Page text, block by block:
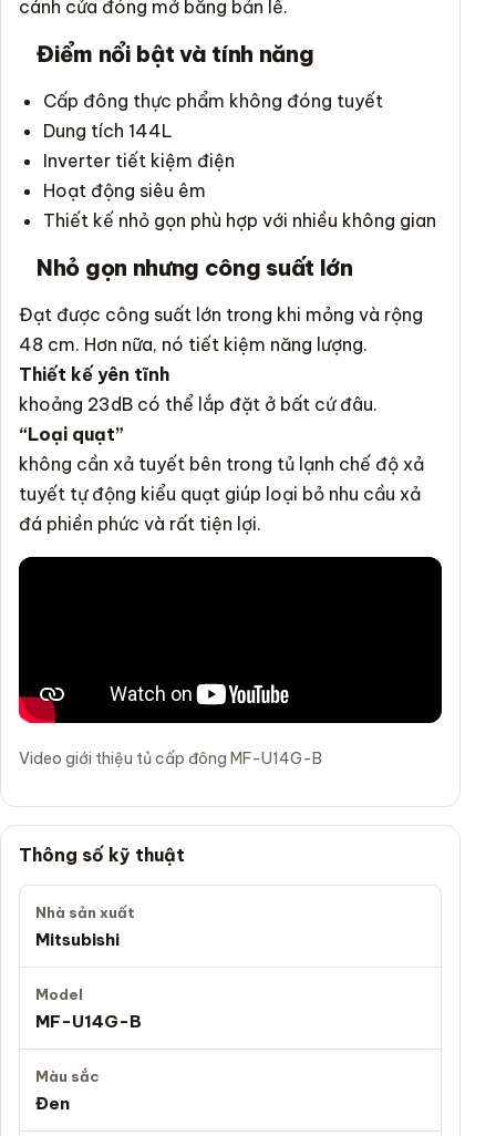
cánh cửa đóng mở bằng bản lề.
Điểm nổi bật và tính năng
Cấp đông thực phẩm không đóng tuyết
Dung tích 144L
Inverter tiết kiệm điện
Hoạt động siêu êm
Thiết kế nhỏ gọn phù hợp với nhiều không gian
Nhỏ gọn nhưng công suất lớn
Đạt được công suất lớn trong khi mỏng và rộng
48 cm. Hơn nữa, nó tiết kiệm năng lượng.
Thiết kế yên tĩnh
khoảng 23dB có thể lắp đặt ở bất cứ đâu.
“Loại quạt”
không cần xả tuyết bên trong tủ lạnh chế độ xả
tuyết tự động kiểu quạt giúp loại bỏ nhu cầu xả
đá phiền phức và rất tiện lợi.
Video giới thiệu tủ cấp đông MF-U14G-B
Thông số kỹ thuật
Nhà sản xuất
Mitsubishi
Model
MF-U14G-B
Màu sắc
Đen